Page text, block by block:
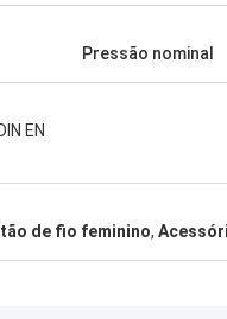
Pressão nominal
EN
de fio feminino,